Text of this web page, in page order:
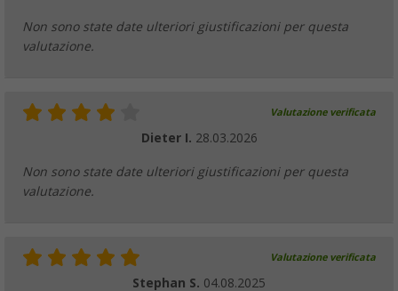
Non sono state date ulteriori giustificazioni per questa
valutazione.
Valutazione verificata
Dieter I. 28.03.2026
Non sono state date ulteriori giustificazioni per questa
valutazione.
Valutazione verificata
Stephan S. 04.08.2025